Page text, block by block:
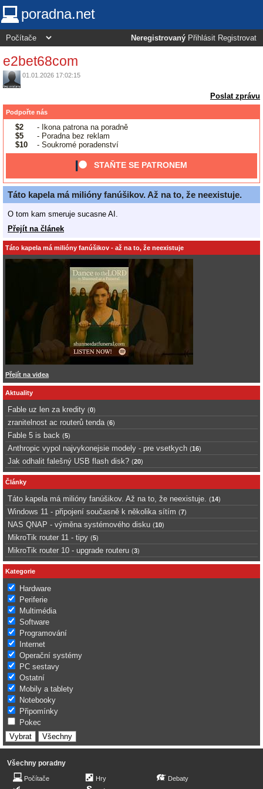
poradna.net
Neregistrovaný Přihlásit Registrovat
e2bet68com
01.01.2026 17:02:15
Poslat zprávu
Podpořte nás
$2
- Ikona patrona na poradně
$5
- Poradna bez reklam
$10
- Soukromé poradenství
STAŇTE SE PATRONEM
Táto kapela má milióny fanúšikov. Až na to, že neexistuje.
O tom kam smeruje sucasne AI.
Přejít na článek
Táto kapela má milióny fanúšikov - až na to, že neexistuje
Přejít na videa
Aktuality
Fable uz len za kredity (0)
zranitelnost ac routerů tenda (6)
Fable 5 is back (5)
Anthropic vypol najvykonejsie modely - pre vsetkych (16)
Jak odhalit falešný USB flash disk? (20)
Články
Táto kapela má milióny fanúšikov. Až na to, že neexistuje. (14)
Windows 11 - připojení současně k několika sítím (7)
NAS QNAP - výměna systémového disku (10)
MikroTik router 11 - tipy (5)
MikroTik router 10 - upgrade routeru (3)
Kategorie
Hardware
Periferie
Multimédia
Software
Programování
Internet
Operační systémy
PC sestavy
Ostatní
Mobily a tablety
Notebooky
Připomínky
Pokec
Všechny poradny
Počítače
Hry
Debaty